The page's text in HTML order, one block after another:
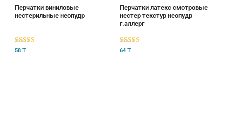
Перчатки виниловые
нестерильные неопудр
5из 5
58 ₸
Перчатки латекс смотровые
нестер текстур неопудр
г.аллерг
5из 5
64 ₸